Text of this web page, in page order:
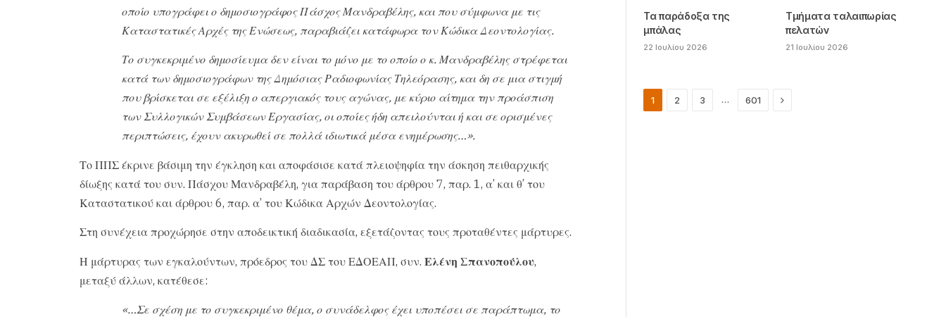
οποίο υπογράφει ο δημοσιογράφος Πάσχος Μανδραβέλης, και που σύμφωνα με τις
Καταστατικές Αρχές της Ενώσεως, παραβιάζει κατάφωρα τον Κώδικα Δεοντολογίας.
Το συγκεκριμένο δημοσίευμα δεν είναι το μόνο με το οποίο ο κ. Μανδραβέλης στρέφεται
κατά των δημοσιογράφων της Δημόσιας Ραδιοφωνίας Τηλεόρασης, και δη σε μια στιγμή
που βρίσκεται σε εξέλιξη ο απεργιακός τους αγώνας, με κύριο αίτημα την προάσπιση
των Συλλογικών Συμβάσεων Εργασίας, οι οποίες ήδη απειλούνται ή και σε ορισμένες
περιπτώσεις, έχουν ακυρωθεί σε πολλά ιδιωτικά μέσα ενημέρωσης…».
Το ΠΠΣ έκρινε βάσιμη την έγκληση και αποφάσισε κατά πλειοψηφία την άσκηση πειθαρχικής
δίωξης κατά του συν. Πάσχου Μανδραβέλη, για παράβαση του άρθρου 7, παρ. 1, α’ και θ’ του
Καταστατικού και άρθρου 6, παρ. α’ του Κώδικα Αρχών Δεοντολογίας.
Στη συνέχεια προχώρησε στην αποδεικτική διαδικασία, εξετάζοντας τους προταθέντες μάρτυρες.
Η μάρτυρας των εγκαλούντων, πρόεδρος του ΔΣ του ΕΔΟΕΑΠ, συν. Ελένη Σπανοπούλου,
μεταξύ άλλων, κατέθεσε:
«…Σε σχέση με το συγκεκριμένο θέμα, ο συνάδελφος έχει υποπέσει σε παράπτωμα, το
Τα παράδοξα της
μπάλας
22 Ιουλίου 2026
Τμήματα ταλαιπωρίας
πελατών
21 Ιουλίου 2026
1 2 3 … 601 Next